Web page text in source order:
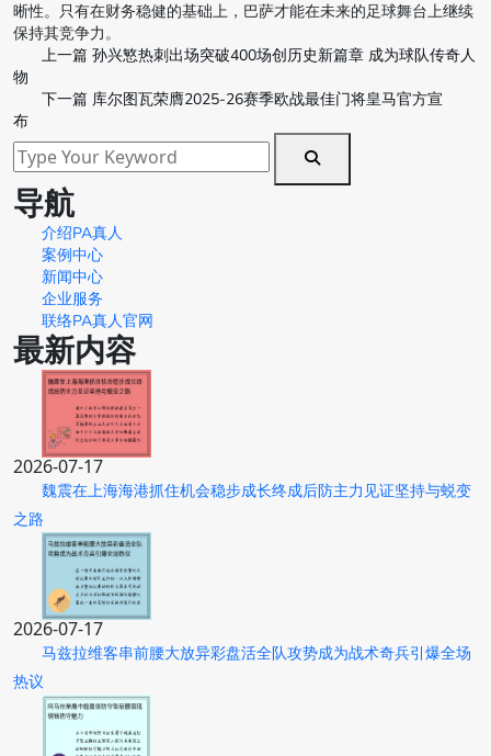
晰性。只有在财务稳健的基础上，巴萨才能在未来的足球舞台上继续
保持其竞争力。
上一篇 孙兴慜热刺出场突破400场创历史新篇章 成为球队传奇人
物
下一篇 库尔图瓦荣膺2025-26赛季欧战最佳门将皇马官方宣
布
导航
介绍PA真人
案例中心
新闻中心
企业服务
联络PA真人官网
最新内容
2026-07-17
魏震在上海海港抓住机会稳步成长终成后防主力见证坚持与蜕变
之路
2026-07-17
马兹拉维客串前腰大放异彩盘活全队攻势成为战术奇兵引爆全场
热议